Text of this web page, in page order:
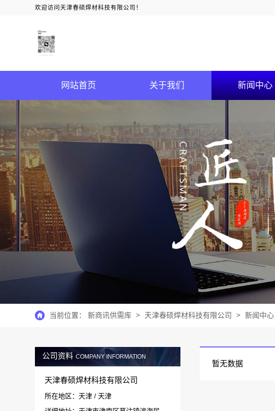
欢迎访问天津春硕焊材科技有限公司！
网站首页 关于我们 新闻中心
当前位置： 新商讯供需库 > 天津春硕焊材科技有限公司 > 新闻中心
公司资料 COMPANY INFORMATION
天津春硕焊材科技有限公司
所在地区：天津 / 天津
暂无数据